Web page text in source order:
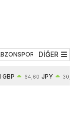
TEKNOLOJİ
DİĞER
GBP 64,60 JPY 30,35